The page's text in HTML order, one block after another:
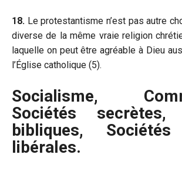
18. Le protestantisme n’est pas autre
diverse de la même vraie religion
laquelle on peut être agréable à Dieu
l’Église catholique (5).
Socialisme,
Sociétés secrètes,
bibliques,
libérales.